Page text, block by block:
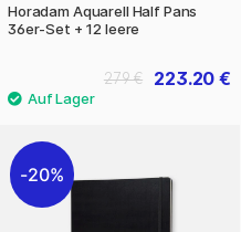
Horadam Aquarell Half Pans
36er-Set + 12 leere
223.20 €
279 €
20%